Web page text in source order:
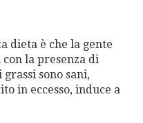
dieta è che la gente
la presenza di
sono sani,
in eccesso, induce a